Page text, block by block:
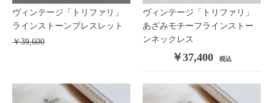
ヴィンテージ「トリファリ」
ラインストーンブレスレット
￥39,600
ヴィンテージ「トリファリ」
あざみモチーフラインストー
ンネックレス
￥37,400 税込